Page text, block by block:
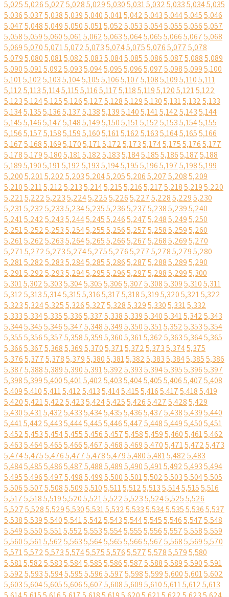
5,0255,0265,0275,0285,0295,0305,0315,0325,0335,0345,035
5,0365,0375,0385,0395,0405,0415,0425,0435,0445,0455,046
5,0475,0485,0495,0505,0515,0525,0535,0545,0555,0565,057
5,0585,0595,0605,0615,0625,0635,0645,0655,0665,0675,068
5,0695,0705,0715,0725,0735,0745,0755,0765,0775,078
5,0795,0805,0815,0825,0835,0845,0855,0865,0875,0885,089
5,0905,0915,0925,0935,0945,0955,0965,0975,0985,0995,100
5,1015,1025,1035,1045,1055,1065,1075,1085,1095,1105,111
5,1125,1135,1145,1155,1165,1175,1185,1195,1205,1215,122
5,1235,1245,1255,1265,1275,1285,1295,1305,1315,1325,133
5,1345,1355,1365,1375,1385,1395,1405,1415,1425,1435,144
5,1455,1465,1475,1485,1495,1505,1515,1525,1535,1545,155
5,1565,1575,1585,1595,1605,1615,1625,1635,1645,1655,166
5,1675,1685,1695,1705,1715,1725,1735,1745,1755,1765,177
5,1785,1795,1805,1815,1825,1835,1845,1855,1865,1875,188
5,1895,1905,1915,1925,1935,1945,1955,1965,1975,1985,199
5,2005,2015,2025,2035,2045,2055,2065,2075,2085,209
5,2105,2115,2125,2135,2145,2155,2165,2175,2185,2195,220
5,2215,2225,2235,2245,2255,2265,2275,2285,2295,230
5,2315,2325,2335,2345,2355,2365,2375,2385,2395,240
5,2415,2425,2435,2445,2455,2465,2475,2485,2495,250
5,2515,2525,2535,2545,2555,2565,2575,2585,2595,260
5,2615,2625,2635,2645,2655,2665,2675,2685,2695,270
5,2715,2725,2735,2745,2755,2765,2775,2785,2795,280
5,2815,2825,2835,2845,2855,2865,2875,2885,2895,290
5,2915,2925,2935,2945,2955,2965,2975,2985,2995,300
5,3015,3025,3035,3045,3055,3065,3075,3085,3095,3105,311
5,3125,3135,3145,3155,3165,3175,3185,3195,3205,3215,322
5,3235,3245,3255,3265,3275,3285,3295,3305,3315,332
5,3335,3345,3355,3365,3375,3385,3395,3405,3415,3425,343
5,3445,3455,3465,3475,3485,3495,3505,3515,3525,3535,354
5,3555,3565,3575,3585,3595,3605,3615,3625,3635,3645,365
5,3665,3675,3685,3695,3705,3715,3725,3735,3745,375
5,3765,3775,3785,3795,3805,3815,3825,3835,3845,3855,386
5,3875,3885,3895,3905,3915,3925,3935,3945,3955,3965,397
5,3985,3995,4005,4015,4025,4035,4045,4055,4065,4075,408
5,4095,4105,4115,4125,4135,4145,4155,4165,4175,4185,419
5,4205,4215,4225,4235,4245,4255,4265,4275,4285,429
5,4305,4315,4325,4335,4345,4355,4365,4375,4385,4395,440
5,4415,4425,4435,4445,4455,4465,4475,4485,4495,4505,451
5,4525,4535,4545,4555,4565,4575,4585,4595,4605,4615,462
5,4635,4645,4655,4665,4675,4685,4695,4705,4715,4725,473
5,4745,4755,4765,4775,4785,4795,4805,4815,4825,483
5,4845,4855,4865,4875,4885,4895,4905,4915,4925,4935,494
5,4955,4965,4975,4985,4995,5005,5015,5025,5035,5045,505
5,5065,5075,5085,5095,5105,5115,5125,5135,5145,5155,516
5,5175,5185,5195,5205,5215,5225,5235,5245,5255,526
5,5275,5285,5295,5305,5315,5325,5335,5345,5355,5365,537
5,5385,5395,5405,5415,5425,5435,5445,5455,5465,5475,548
5,5495,5505,5515,5525,5535,5545,5555,5565,5575,5585,559
5,5605,5615,5625,5635,5645,5655,5665,5675,5685,5695,570
5,5715,5725,5735,5745,5755,5765,5775,5785,5795,580
5,5815,5825,5835,5845,5855,5865,5875,5885,5895,5905,591
5,5925,5935,5945,5955,5965,5975,5985,5995,6005,6015,602
5,6035,6045,6055,6065,6075,6085,6095,6105,6115,6125,613